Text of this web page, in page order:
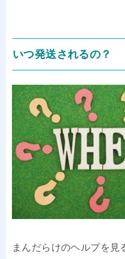
いつ発送されるの？
まんだらけのヘルプを